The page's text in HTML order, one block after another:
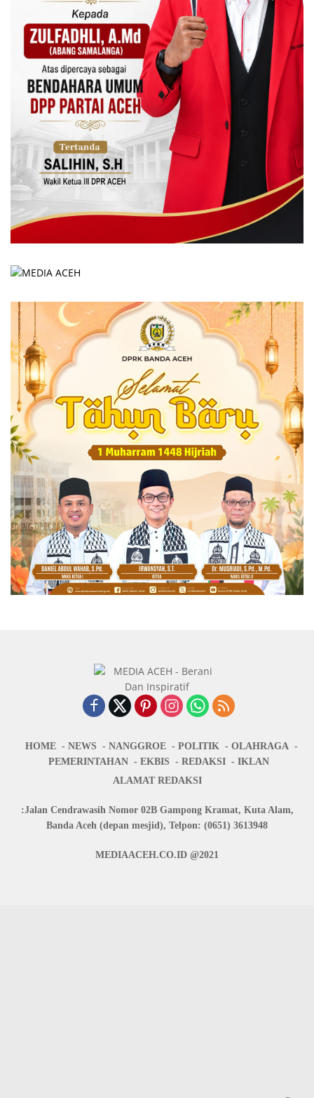
HOME NEWS NANGGROE POLITIK
OLAHRAGA
PEMERINTAHAN
EKBIS REDAKSI
IKLAN
ALAMAT REDAKSI
:Jalan Cendrawasih Nomor 02B Gampong Kramat, Kuta Alam,
Banda Aceh (depan mesjid), Telpon: (0651) 3613948
MEDIAACEH.CO.ID @2021